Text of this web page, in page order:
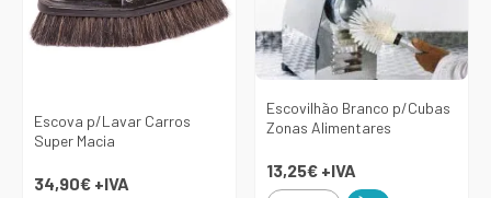
Escova p/Lavar Carros
Super Macia
34,90€ +IVA
Escovilhão Branco p/Cubas
Zonas Alimentares
13,25€ +IVA